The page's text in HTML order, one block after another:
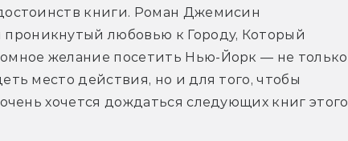
книги. Роман Джемисин
любовью к Городу, Который
желание посетить Нью-Йорк — не только
место действия, но и для того, чтобы
хочется дождаться следующих книг этого